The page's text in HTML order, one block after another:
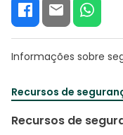
Informações sobre
Recursos de
Recursos de